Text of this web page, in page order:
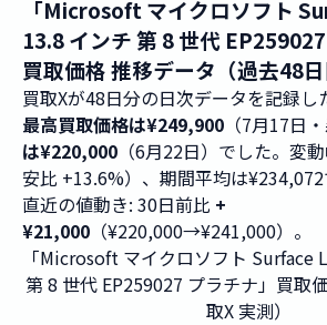
「Microsoft マイクロソフト
13.8 インチ 第 8 世代
買取価格 推移データ（過去48日
買取Xが48日分の日次データを記録し
最高買取価格は¥249,900 （7月17日
は¥220,000 （6月22日）でした。変
安比 +13.6%）、期間平均は¥234,072
直近の値動き: 30日前比 +
¥21,000 （¥220,000→¥241,000）。
「Microsoft マイクロソフト Surface
第 8 世代 EP259027 プラチナ」買取
取X 実測）